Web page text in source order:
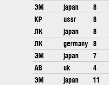
ЭМ
japan 8
КР
ussr 8
ЛК
japan 8
ЛК
germany 8
ЭМ
japan 7
АВ
uk 4
ЭМ
japan 11